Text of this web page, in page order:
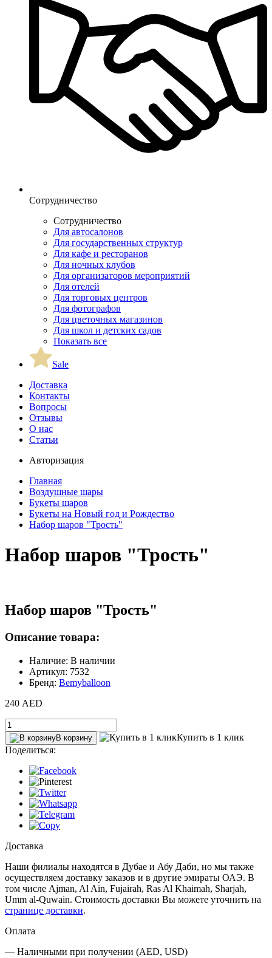
Сотрудничество
Сотрудничество
Для автосалонов
Для государственных структур
Для кафе и ресторанов
Для ночных клубов
Для организаторов мероприятий
Для отелей
Для торговых центров
Для фотографов
Для цветочных магазинов
Для школ и детских садов
Показать все
Sale
Доставка
Контакты
Вопросы
Отзывы
О нас
Статьи
Авторизация
Главная
Воздушные шары
Букеты шаров
Букеты на Новый год и Рождество
Набор шаров "Трость"
Набор шаров "Трость"
Набор шаров "Трость"
Описание товара:
Наличие: В наличии
Артикул: 7532
Бренд: Bemyballoon
240 AED
В корзину
Купить в 1 клик
Поделиться:
Доставка
Наши филиалы находятся в Дубае и Абу Даби, но мы также
осуществляем доставку заказов и в другие эмираты ОАЭ. В
том числе Ajman, Al Ain‎, Fujairah, Ras Al Khaimah, Sharjah,
Umm al-Quwain. Стоимость доставки Вы можете уточнить на
странице доставки.
Оплата
— Наличными при получении (AED, USD)